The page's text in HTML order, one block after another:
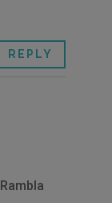
REPLY